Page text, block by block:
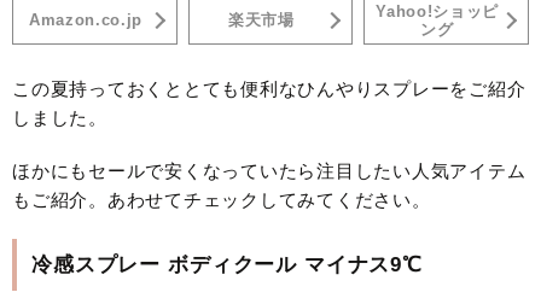
Amazon.co.jp 楽天市場
Yahoo!ショッピ
ング
この夏持っておくととても便利なひんやりスプレーをご紹介
しました。
ほかにもセールで安くなっていたら注目したい人気アイテム
もご紹介。あわせてチェックしてみてください。
冷感スプレー ボディクール マイナス9℃